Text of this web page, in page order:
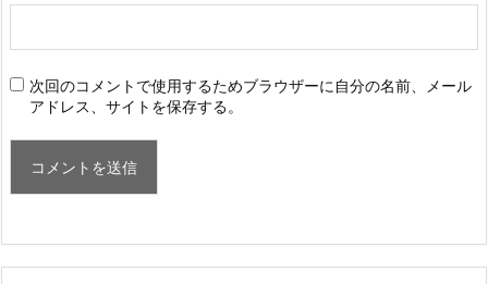
次回のコメントで使用するためブラウザーに自分の名前、メール
アドレス、サイトを保存する。